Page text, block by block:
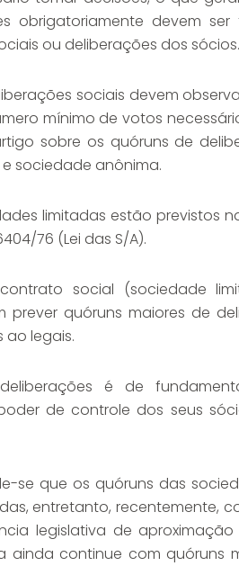
obrigatoriamente devem
ou deliberações dos sócios.
sociais devem
mínimo de votos
sobre os quóruns de
sociedade anônima.
limitadas estão previstos
76 (Lei das S/A).
social (sociedade
prever quóruns maiores de
ao legais.
é de
de controle dos seus
se que os quóruns das
entretanto, recentemente,
legislativa de
ainda continue com quóruns